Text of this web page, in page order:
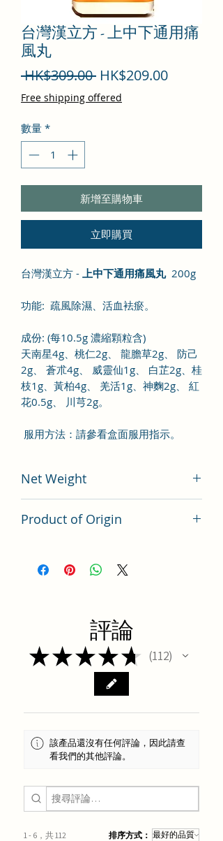
台灣漢立方 - 上中下通用痛
風丸
HK$309.00 一
般
HK$209.00促
Free shipping offered
數量 *
新增至購物車
立即購買
台灣漢立方 - 上中下通用痛風丸 200g
功能: 疏風除濕、活血袪瘀。
成份: (每10.5g 濃縮顆粒含)
天南星4g 桃仁2g 、 龍膽草2g 防己
2g
蒼朮4g 威靈仙1g 、 白芷2g 、桂
枝1g 、黃柏4g 、 羌活1g 、神麴2g 、 紅
花0.5g 、 川芎2g。
服用方法： 請參看盒面服用指示。
Net Weight
Product of Origin
評論
★★★★★ 112
112
該產品還沒有任何評論，因此請查
看我們的其他評論。
1 - 6，共 112 排序方式：